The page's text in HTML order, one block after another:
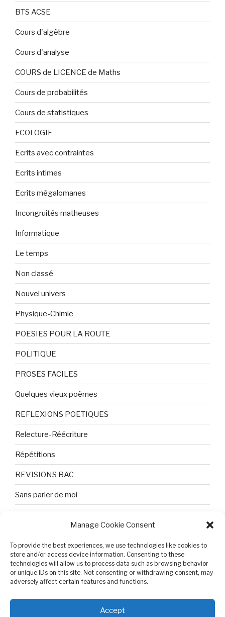
Manage Cookie Consent
To provide the best experiences, we use technologies like cookies to
store and/or access device information. Consenting to these
technologies will allow us to process data such as browsing behavior
or unique IDs on this site. Not consenting or withdrawing consent, may
adversely affect certain features and functions.
Accept
BTS ACSE
Cours d'algèbre
Cours d'analyse
COURS de LICENCE de Maths
Cours de probabilités
Cours de statistiques
ECOLOGIE
Ecrits avec contraintes
Ecrits intimes
Ecrits mégalomanes
Incongruités matheuses
Informatique
Le temps
Non classé
Nouvel univers
Physique-Chimie
POESIES POUR LA ROUTE
POLITIQUE
PROSES FACILES
Quelques vieux poèmes
REFLEXIONS POETIQUES
Relecture-Réécriture
Répétitions
REVISIONS BAC
Sans parler de moi
Tristesse et attente
Variable complexe